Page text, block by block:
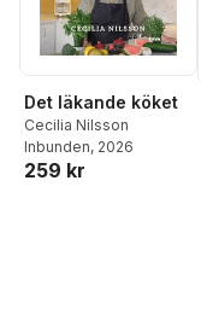
Det läkande köket
Cecilia Nilsson
Inbunden, 2026
259 kr